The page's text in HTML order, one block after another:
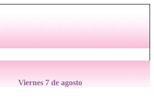
Viernes 7 de agosto